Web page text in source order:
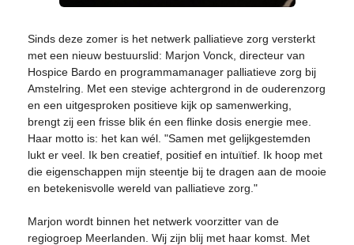
Sinds deze zomer is het netwerk palliatieve zorg versterkt
met een nieuw bestuurslid: Marjon Vonck, directeur van
Hospice Bardo en programmamanager palliatieve zorg bij
Amstelring. Met een stevige achtergrond in de ouderenzorg
en een uitgesproken positieve kijk op samenwerking,
brengt zij een frisse blik én een flinke dosis energie mee.
Haar motto is: het kan wél. "Samen met gelijkgestemden
lukt er veel. Ik ben creatief, positief en intuïtief. Ik hoop met
die eigenschappen mijn steentje bij te dragen aan de mooie
en betekenisvolle wereld van palliatieve zorg."
Marjon wordt binnen het netwerk voorzitter van de
regiogroep Meerlanden. Wij zijn blij met haar komst. Met